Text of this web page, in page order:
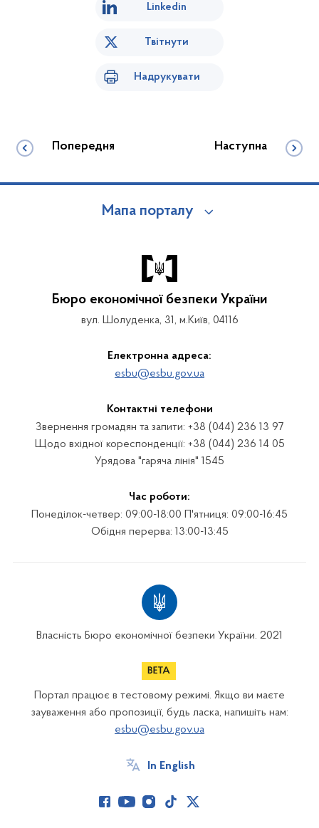
Linkedin
Твітнути
Надрукувати
Попередня Наступна
Мапа порталу
Бюро економічної безпеки України
вул. Шолуденка, 31, м.Київ, 04116
Електронна адреса:
esbu@esbu.gov.ua
Контактні телефони
Звернення громадян та запити: +38 (044) 236 13 97
Щодо вхідної кореспонденції: +38 (044) 236 14 05
Урядова "гаряча лінія" 1545
Час роботи:
Понеділок-четвер: 09:00-18:00 П'ятниця: 09:00-16:45
Обідня перерва: 13:00-13:45
Власність Бюро економічної безпеки України. 2021
Портал працює в тестовому режимі. Якщо ви маєте
зауваження або пропозиції, будь ласка, напишіть нам:
esbu@esbu.gov.ua
In English